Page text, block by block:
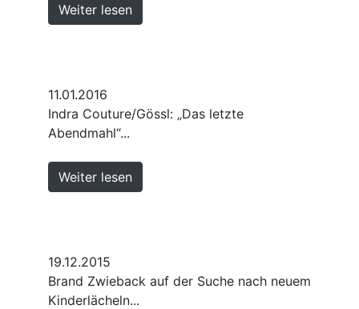
Weiter lesen
11.01.2016
Indra Couture/Gössl: „Das letzte
Abendmahl“...
Weiter lesen
19.12.2015
Brand Zwieback auf der Suche nach neuem
Kinderlächeln...